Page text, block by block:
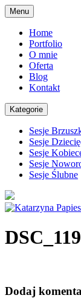
Skip
to
content
Menu
Home
Portfolio
O mnie
Oferta
Blog
Kontakt
Kategorie
Sesje
Sesje
Sesje
Sesje
Sesje Ślubne
Dodaj